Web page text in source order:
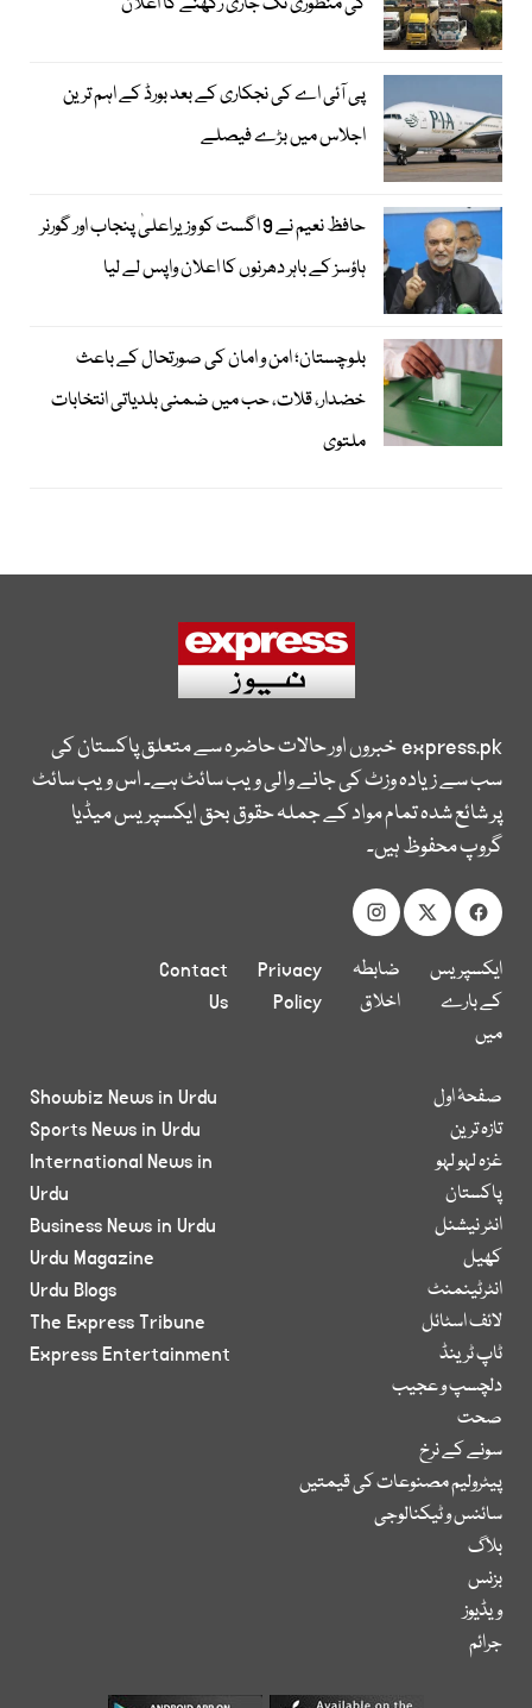
پی آئی اے کی نجکاری کے بعد بورڈ کے اہم ترین
اجلاس میں بڑے فیصلے
حافظ نعیم نے 9 اگست کو وزیراعلیٰ پنجاب اور گورنر
ہاؤسز کے باہر دھرنوں کا اعلان واپس لے لیا
بلوچستان؛ امن و امان کی صورتحال کے باعث
خضدار، قلات، حب میں ضمنی بلدیاتی انتخابات
ملتوی
express.pkخبروں اور حالات حاضرہ سے متعلق پاکستان کی
سب سے زیادہ وزٹ کی جانے والی ویب سائٹ ہے۔ اس ویب سائٹ
پر شائع شدہ تمام مواد کے جملہ حقوق بحق ایکسپریس میڈیا
گروپ محفوظ ہیں۔
ایکسپریس
کے بارے
میں
ضابطہ
اخلاق
Privacy
Policy
Contact
Us
صفحۂ اول
تازہ ترین
غزہ لہو لہو
پاکستان
انٹر نیشنل
کھیل
انٹرٹینمنٹ
لائف اسٹائل
ٹاپ ٹرینڈ
دلچسپ و عجیب
صحت
سونے کے نرخ
پیٹرولیم مصنوعات کی قیمتیں
سائنس و ٹیکنالوجی
بلاگ
بزنس
ویڈیوز
جرائم
Showbiz News in Urdu
Sports News in Urdu
International News in
Urdu
Business News in Urdu
Urdu Magazine
Urdu Blogs
The Express Tribune
Express Entertainment